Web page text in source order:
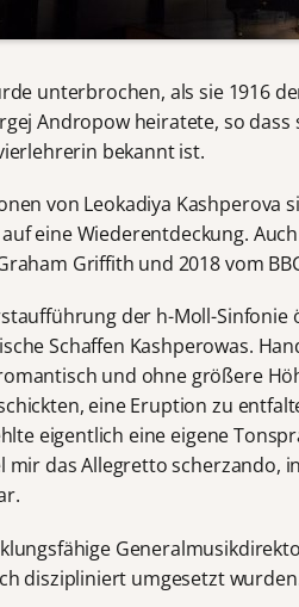
unterbrochen, als sie 1916
Andropow heiratete, so
bekannt ist.
von Leokadiya
eine Wiederentdeckung.
Griffith und 2018 vom
der h-Moll-
Schaffen Kashperowas.
und ohne größere
eine Eruption zu
eigentlich eine eigene
mir das Allegretto scherzando,
diszipliniert umgesetzt